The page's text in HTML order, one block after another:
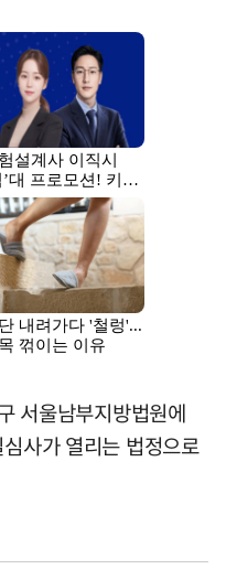
서울남부지방법원에
사가 열리는 법정으로